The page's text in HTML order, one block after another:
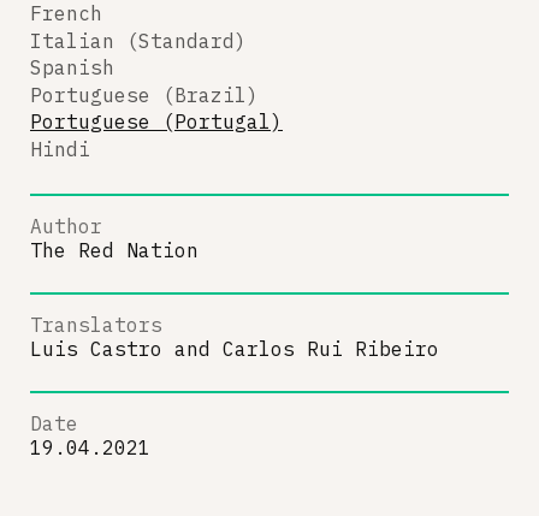
French
Italian (Standard)
Spanish
Portuguese (Brazil)
Portuguese (Portugal)
Hindi
Author
The Red Nation
Translators
Luis Castro and Carlos Rui Ribeiro
Date
19.04.2021